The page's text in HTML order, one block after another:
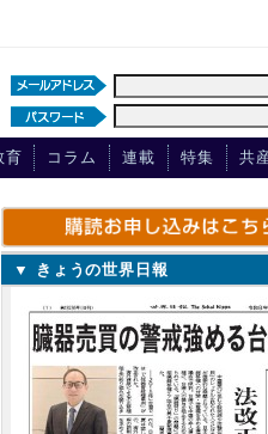
育 コラム 連載 特集 共
▼ きょうの世界日報